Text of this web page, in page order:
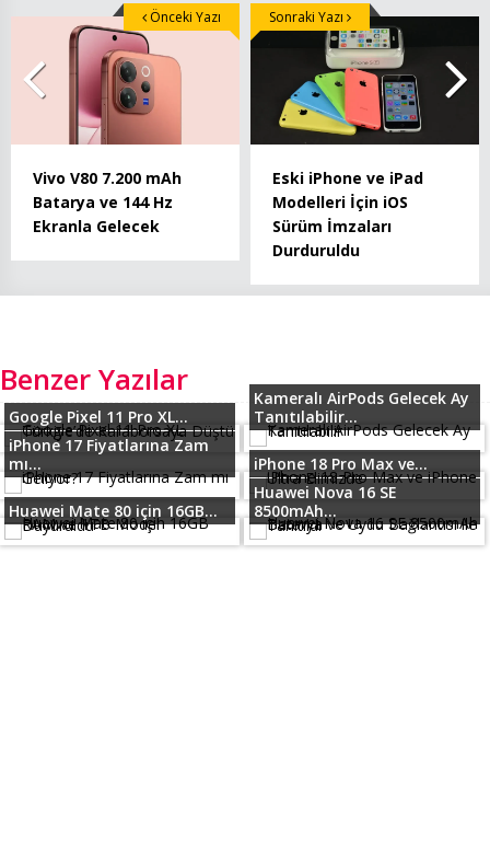
Vivo V80 7.200 mAh
Batarya ve 144 Hz
Ekranla Gelecek
Önceki Yazı
Eski iPhone ve iPad
Modelleri İçin iOS
Sürüm İmzaları
Durduruldu
Sonraki Yazı
Benzer Yazılar
Google Pixel 11 Pro XL...
Kameralı AirPods Gelecek Ay
Tanıtılabilir...
iPhone 17 Fiyatlarına Zam
mı...
iPhone 18 Pro Max ve...
Huawei Mate 80 için 16GB...
Huawei Nova 16 SE
8500mAh...